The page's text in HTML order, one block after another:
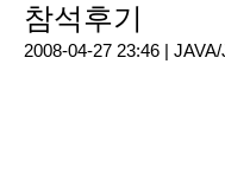
참석후기
2008-04-27 23:46 |